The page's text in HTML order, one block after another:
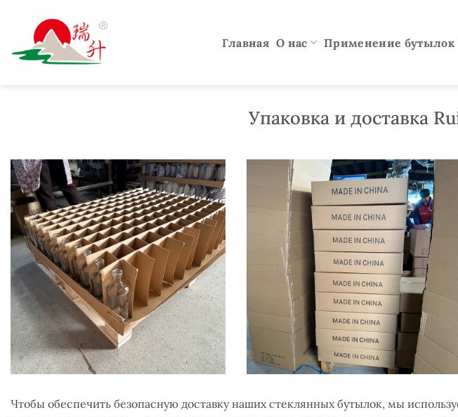
содержанию
Главная О нас Применение бутылок
Упаковка и доставка
Чтобы обеспечить безопасную доставку наших стеклянных бутылок, мы